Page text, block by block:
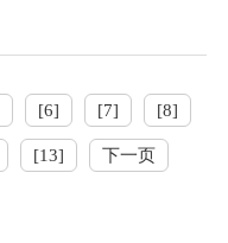
[6] [7] [8]
[13] 下一页